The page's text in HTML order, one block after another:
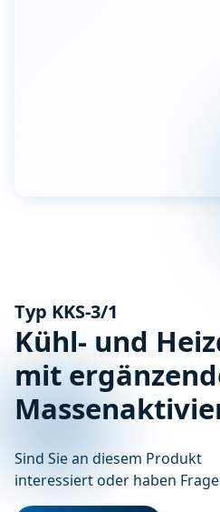
Typ KKS-3/1
Kühl- und
mit
Sind Sie an diesem Produkt
interessiert oder haben